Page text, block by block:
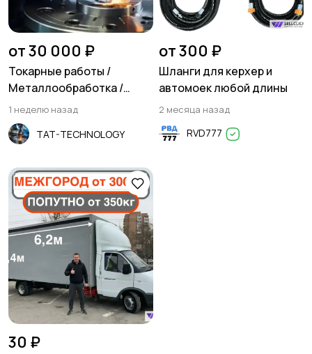
Стройматериалы и
инструменты
Спорт и отдых
от 30 000 ₽
Токарные работы /
Металлообработка /
Фрезеровка
1 неделю назад
TAT-TECHNOLOGY
от 300 ₽
Шланги для керхер и
автомоек любой длины
2 месяца назад
RVD777
30 ₽